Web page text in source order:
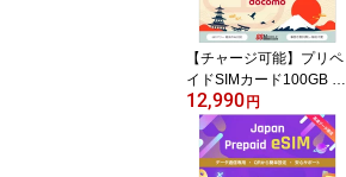
【チャージ可能】プリペ
イドSIMカード100GB 36
5日 国内データ通信専用
NTTドコモ回線（docom
o 回線） LTE【送料無
料】
12,990 円